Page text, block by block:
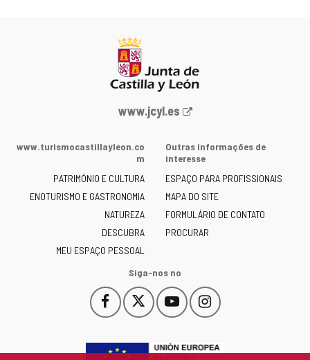
Portal
Junta
Castilla
y
León
-
www.jcyl.es
www.turismocastillayleon.co
m
PATRIMÓNIO E CULTURA
ENOTURISMO E GASTRONOMIA
NATUREZA
DESCUBRA
MEU ESPAÇO PESSOAL
Outras informações de
interesse
ESPAÇO PARA PROFISSIONAIS
MAPA DO SITE
FORMULÁRIO DE CONTATO
PROCURAR
Siga-nos no
Facebook
Este
enlace
abrirá
Este
enlace
abrirá
YouTube
Este
enlace
abrirá
Instagram
Este
enlace
abrirá